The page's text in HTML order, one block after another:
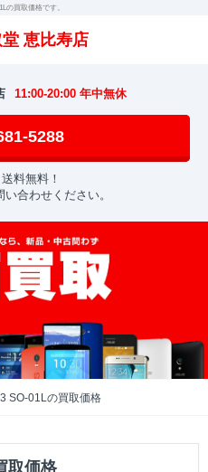
の買取価格です。
恵比寿店
11:00-20:00 年中無休
5288
料無料！
合わせください。
SO-01Lの買取価格
取価格